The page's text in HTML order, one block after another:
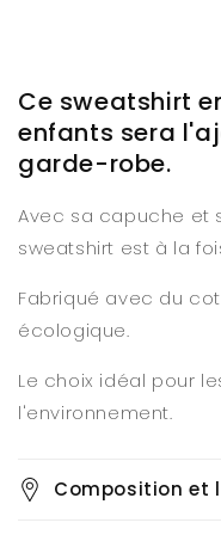
Ce sweatshirt
enfants sera
garde-robe.
Avec sa capuche et
sweatshirt est à la
Fabriqué avec du
écologique.
Le choix idéal pour
l'environnement.
Composition et